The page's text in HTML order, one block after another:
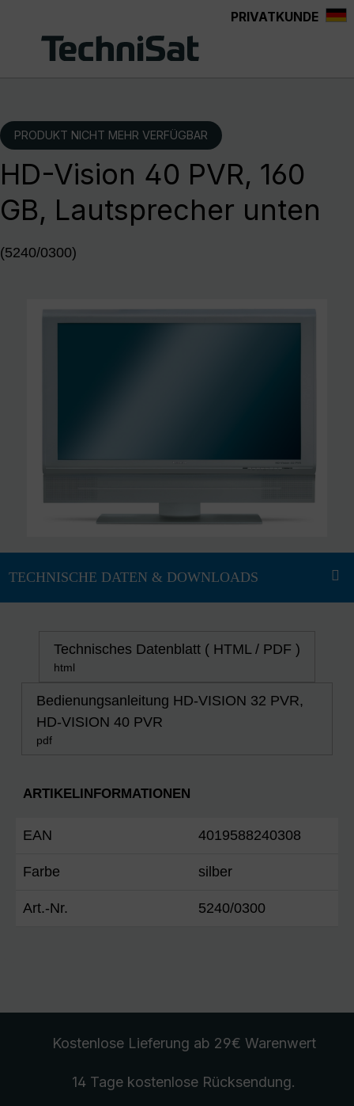
PRIVATKUNDE
PRODUKT NICHT MEHR VERFÜGBAR
HD-Vision 40 PVR, 160
GB, Lautsprecher unten
(5240/0300)
Technisches Datenblatt ( HTML / PDF )
html
Bedienungsanleitung HD-VISION 32 PVR,
HD-VISION 40 PVR
pdf
ARTIKELINFORMATIONEN
EAN 4019588240308
Farbe silber
Art.-Nr. 5240/0300
Kostenlose Lieferung ab 29€ Warenwert
14 Tage kostenlose Rücksendung.